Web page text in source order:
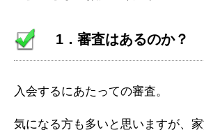
1．審査はあるのか？
入会するにあたっての審査。
気になる方も多いと思いますが、